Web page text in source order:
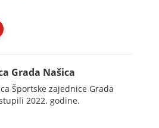
Grada Našica
Športske zajednice Grada
2022. godine.